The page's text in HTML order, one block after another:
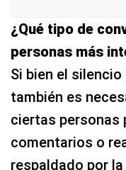
¿Qué tipo de
personas más
Si bien el
también es
ciertas personas
comentarios o
respaldado por